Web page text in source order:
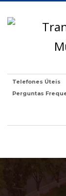
Telefones Úteis
Perguntas